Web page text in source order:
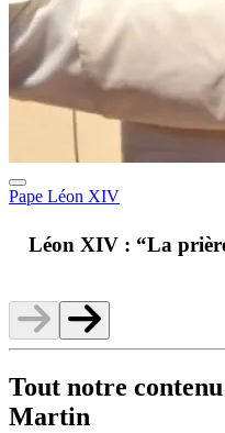
Pape Léon XIV
Léon XIV : “La prière
Tout notre
Martin